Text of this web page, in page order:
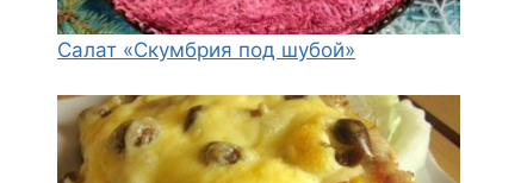
Салат «Скумбрия под шубой»